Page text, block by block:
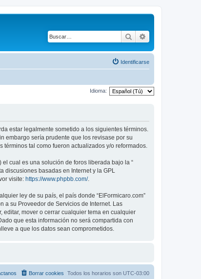
Buscar
Identificarse
Idioma:
estar legalmente sometido a los siguientes términos.
embargo sería prudente que los revisase por su
tal como fueron actualizados y/o reformados.
el cual es una solución de foros liberada bajo la “
discusiones basadas en Internet y la GPL
visite: https://www.phpbb.com/.
ley de su país, el país donde “ElFormicaro.com”
a su Proveedor de Servicios de Internet. Las
editar, mover o cerrar cualquier tema en cualquier
que esta información no será compartida con
a que los datos sean comprometidos.
Todos los horarios son UTC-03:00
Borrar cookies